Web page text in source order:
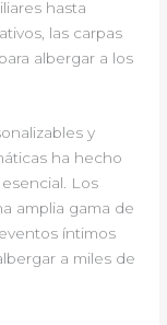
hasta
las carpas
para albergar a los
y
ha hecho
Los
amplia gama de
íntimos
a miles de